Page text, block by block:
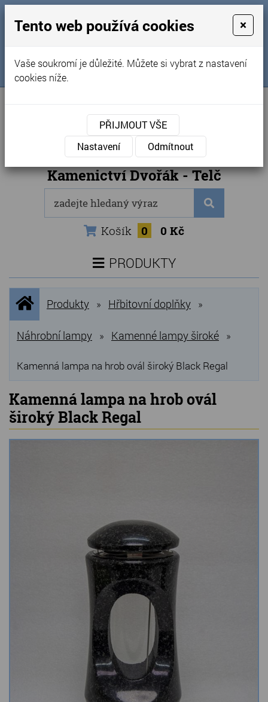
Obchodní podmínky
Kontakty
Naše kamenictví
Sledujte nás na FB
Internetový obchod
Kamenictví Dvořák - Telč
Košík 0 0 Kč
PRODUKTY
NOVINKY
NEJPRODÁVANĚJŠÍ
VÝPRODEJ
Produkty
Grilovací, pečící kameny
Lávové grilovací kameny
Kamenné truhlíky
Zvířecí náhrobky a pomníčky
Kamenné stoly, konferenční stolky
Barevné kamenné drti
Štípané kamenné obklady
Dárkové předměty z přírodního kamene
Gabiony, gabionový kámen
Údržba a čištění kamene
Úvodní
stránka
Produkty » Hřbitovní doplňky »
Náhrobní lampy » Kamenné lampy široké »
Kamenná lampa na hrob ovál široký Black Regal
Kamenná lampa na hrob ovál
široký Black Regal
Tento web používá cookies ×
Vaše soukromí je důležité. Můžete si vybrat z nastavení
cookies níže.
PŘIJMOUT VŠE
Nastavení
Odmítnout